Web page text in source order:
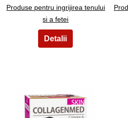
Produse pentru ingrijirea tenului
si a fetei